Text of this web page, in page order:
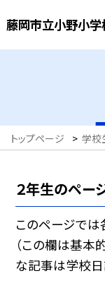
藤岡市立小野小学
トップページ > 学校
２年生のペー
このページでは
（この欄は基本
な記事は学校日